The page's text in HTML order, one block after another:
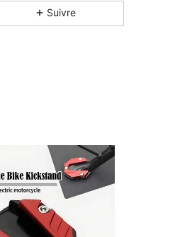
Suivre